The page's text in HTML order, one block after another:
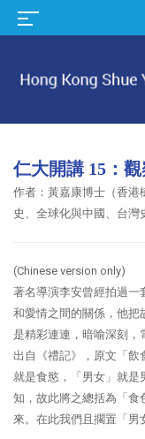
仁大開講 15：
作者：黃嘉康博士（香港
史、全球化與中國、台灣
(Chinese version only)
著名導演李安曾經拍過一
和愛情之間的關係，他把
是精彩連連，暗喻深刻
出自《禮記》，原文「飲
就是食慾，「男女」就是
知，故此將之總括為「食
來。在此我們且擱置「男